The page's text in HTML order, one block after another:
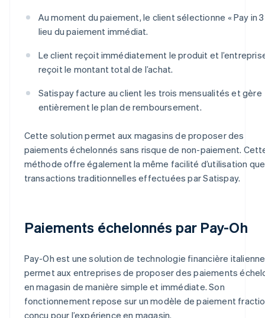
Au moment du paiement, le client sélectionne « Pay in 3
lieu du paiement immédiat.
Le client reçoit immédiatement le produit et
reçoit le montant total de l’achat.
Satispay facture au client les trois mensualités et gère
entièrement le plan de remboursement.
Cette solution permet aux magasins de proposer des
paiements échelonnés sans risque de non-paiement.
méthode offre également la même facilité d’utilisation
transactions traditionnelles effectuées par Satispay.
Paiements échelonnés par Pay-Oh
Pay-Oh est une solution de technologie financière
permet aux entreprises de proposer des paiements
en magasin de manière simple et immédiate. Son
fonctionnement repose sur un modèle de paiement
conçu pour l’expérience en magasin.